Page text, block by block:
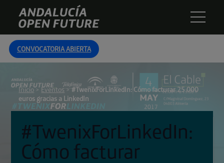
content
Andalucía
Open
Future
CONVOCATORIA ABIERTA
Inicio>Eventos >#TwenixForLinkedIn: Cómo facturar 25.000
euros gracias a LinkedIn
#TwenixForLinkedIn:
Cómo facturar